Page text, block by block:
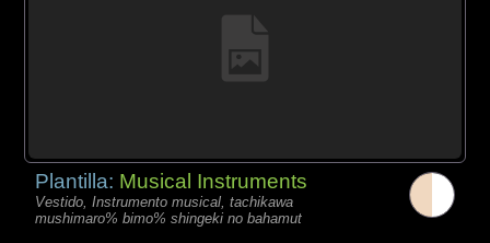
Plantilla: Musical Instruments
Vestido, Instrumento musical, tachikawa
mushimaro% bimo% shingeki no bahamut